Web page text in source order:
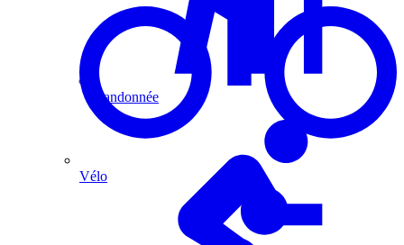
Randonnée
Vélo